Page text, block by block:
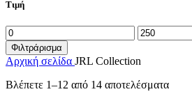
Τιμή
Ελάχιστη
τιμή
Μέγιστη
τιμή
Φιλτράρισμα
Αρχική σελίδα JRL Collection
Βλέπετε 1–12 από 14 αποτελέσματαSorted